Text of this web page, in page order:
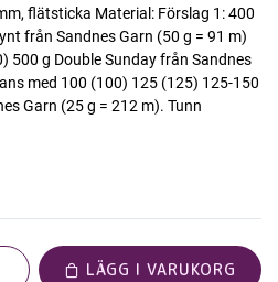
flätsticka Material: Förslag 1: 400
från Sandnes Garn (50 g = 91 m)
500 g Double Sunday från Sandnes
med 100 (100) 125 (125) 125-150
Garn (25 g = 212 m). Tunn
LÄGG I VARUKORG